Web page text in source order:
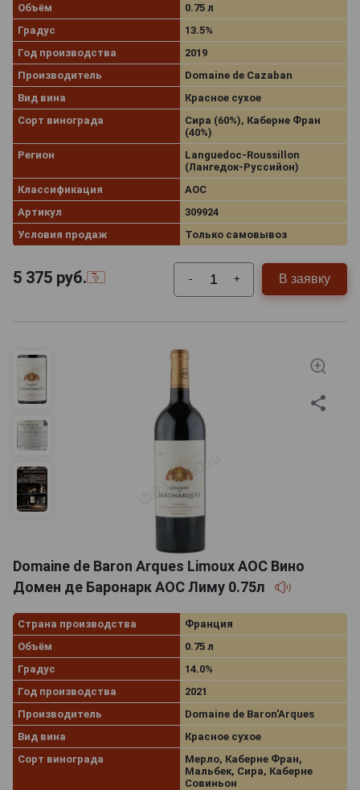
Объём
0.75 л
Градус
13.5%
Год производства
2019
Производитель
Domaine de Cazaban
Вид вина
Красное сухое
Сорт винограда
Сира (60%), Каберне Фран
(40%)
Регион
Languedoc-Roussillon
(Лангедок-Руссийон)
Классификация
AOC
Артикул
309924
Условия продаж
Только самовывоз
5 375 руб. - + В заявку
Domaine de Baron Arques Limoux AOC Вино
Домен де Баронарк АОС Лиму 0.75л
Страна производства
Франция
Объём
0.75 л
Градус
14.0%
Год производства
2021
Производитель
Domaine de Baron'Arques
Вид вина
Красное сухое
Сорт винограда
Мерло, Каберне Фран,
Мальбек, Сира, Каберне
Совиньон